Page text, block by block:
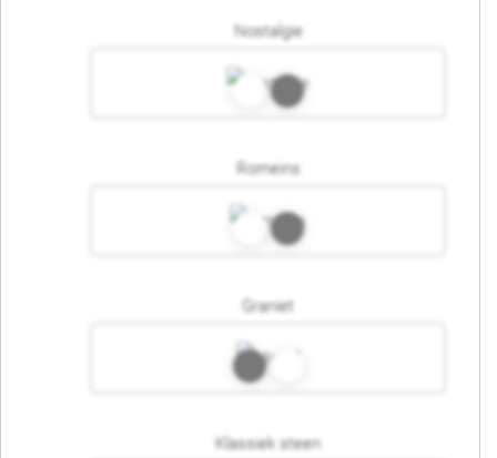
Nostalgie
Romeins
Graniet
Klassiek steen